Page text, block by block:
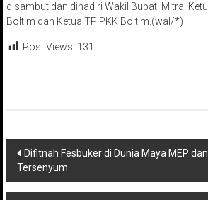
disambut dan dihadiri Wakil Bupati Mitra,
Boltim dan Ketua TP PKK Boltim.(wal/*)
Post Views: 131
Navigasi
pos
Difitnah Fesbuker di Dunia Maya MEP
Tersenyum